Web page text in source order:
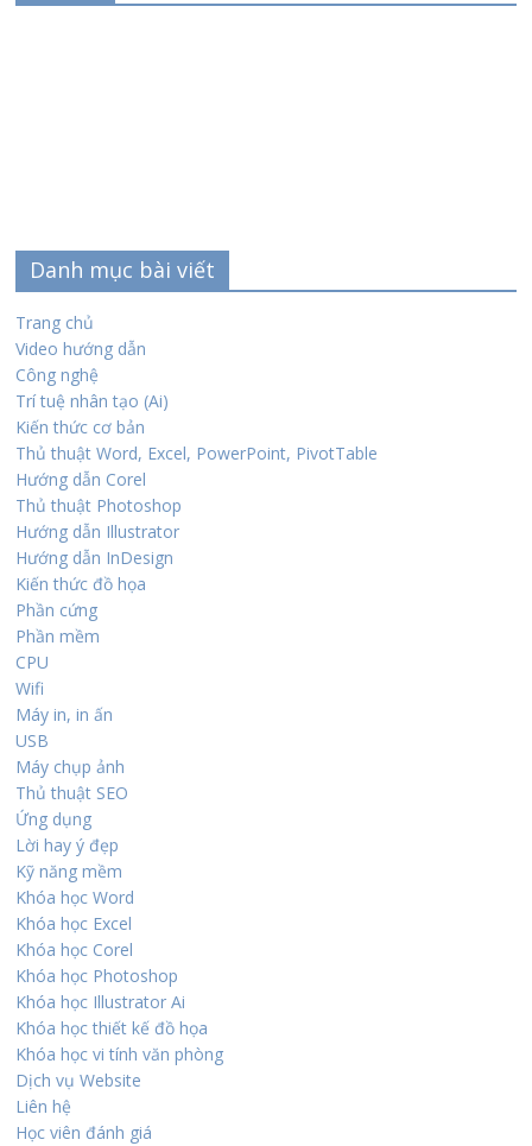
Danh mục bài viết
Trang chủ
Video hướng dẫn
Công nghệ
Trí tuệ nhân tạo (Ai)
Kiến thức cơ bản
Thủ thuật Word, Excel, PowerPoint, PivotTable
Hướng dẫn Corel
Thủ thuật Photoshop
Hướng dẫn Illustrator
Hướng dẫn InDesign
Kiến thức đồ họa
Phần cứng
Phần mềm
CPU
Wifi
Máy in, in ấn
USB
Máy chụp ảnh
Thủ thuật SEO
Ứng dụng
Lời hay ý đẹp
Kỹ năng mềm
Khóa học Word
Khóa học Excel
Khóa học Corel
Khóa học Photoshop
Khóa học Illustrator Ai
Khóa học thiết kế đồ họa
Khóa học vi tính văn phòng
Dịch vụ Website
Liên hệ
Học viên đánh giá